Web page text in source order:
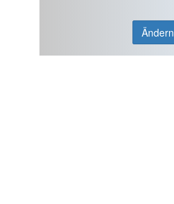
Ändern